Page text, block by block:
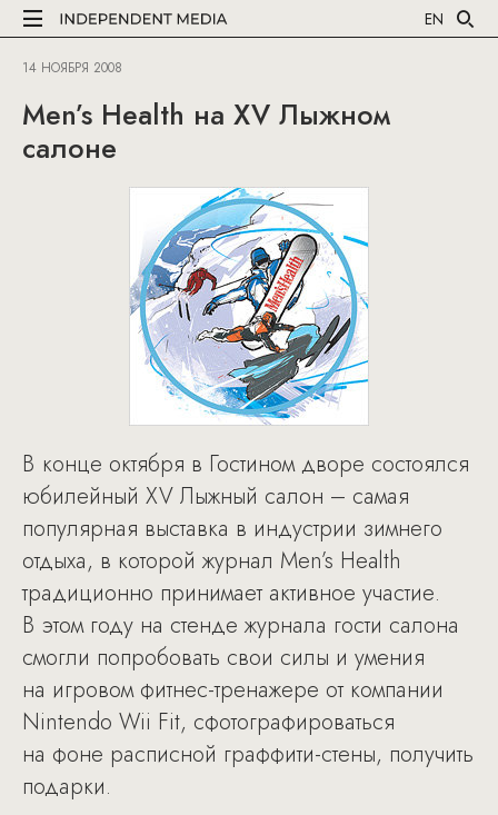
EN
14 НОЯБРЯ 2008
Men’s Health на XV Лыжном
салоне
В конце октября в Гостином дворе состоялся
юбилейный XV Лыжный салон – самая
популярная выставка в индустрии зимнего
отдыха, в которой журнал Men’s Health
традиционно принимает активное участие.
В этом году на стенде журнала гости салона
смогли попробовать свои силы и умения
на игровом фитнес-тренажере от компании
Nintendo Wii Fit, сфотографироваться
на фоне расписной граффити-стены, получить
подарки.